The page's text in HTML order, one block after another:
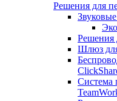
Решения для
Решения
Шлюз
Система